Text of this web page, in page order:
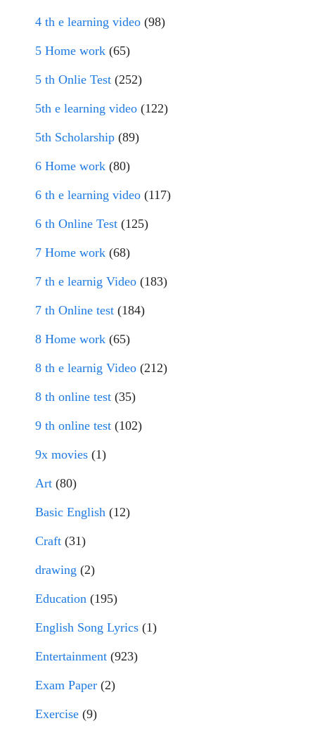
4 th e learning video (98)
5 Home work (65)
5 th Onlie Test (252)
5th e learning video (122)
5th Scholarship (89)
6 Home work (80)
6 th e learning video (117)
6 th Online Test (125)
7 Home work (68)
7 th e learnig Video (183)
7 th Online test (184)
8 Home work (65)
8 th e learnig Video (212)
8 th online test (35)
9 th online test (102)
9x movies (1)
Art (80)
Basic English (12)
Craft (31)
drawing (2)
Education (195)
English Song Lyrics (1)
Entertainment (923)
Exam Paper (2)
Exercise (9)